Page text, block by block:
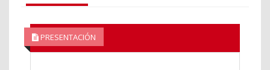
PRESENTACIÓN